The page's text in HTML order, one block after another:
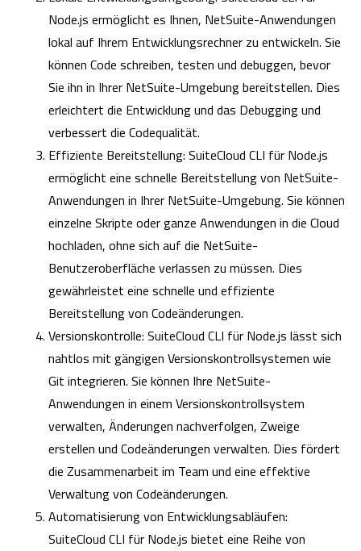
Node.js ermöglicht es Ihnen, NetSuite-Anwendungen
lokal auf Ihrem Entwicklungsrechner zu entwickeln. Sie
können Code schreiben, testen und debuggen, bevor
Sie ihn in Ihrer NetSuite-Umgebung bereitstellen. Dies
erleichtert die Entwicklung und das Debugging und
verbessert die Codequalität.
Effiziente Bereitstellung: SuiteCloud CLI für Node.js
ermöglicht eine schnelle Bereitstellung von NetSuite-
Anwendungen in Ihrer NetSuite-Umgebung. Sie können
einzelne Skripte oder ganze Anwendungen in die Cloud
hochladen, ohne sich auf die NetSuite-
Benutzeroberfläche verlassen zu müssen. Dies
gewährleistet eine schnelle und effiziente
Bereitstellung von Codeänderungen.
Versionskontrolle: SuiteCloud CLI für Node.js lässt sich
nahtlos mit gängigen Versionskontrollsystemen wie
Git integrieren. Sie können Ihre NetSuite-
Anwendungen in einem Versionskontrollsystem
verwalten, Änderungen nachverfolgen, Zweige
erstellen und Codeänderungen verwalten. Dies fördert
die Zusammenarbeit im Team und eine effektive
Verwaltung von Codeänderungen.
Automatisierung von Entwicklungsabläufen:
SuiteCloud CLI für Node.js bietet eine Reihe von